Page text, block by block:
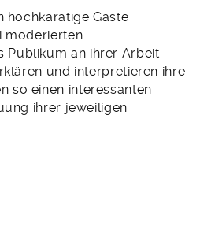
hochkarätige Gäste
moderierten
Publikum an ihrer Arbeit
und interpretieren ihre
so einen interessanten
ihrer jeweiligen